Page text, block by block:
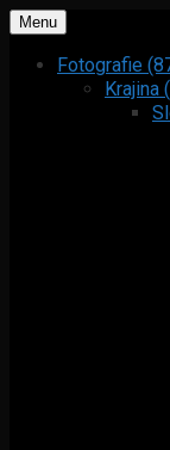
Menu
Fotografie
Krajina